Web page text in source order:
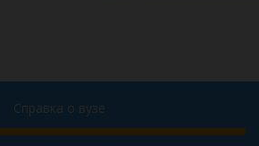
Справка о вузе